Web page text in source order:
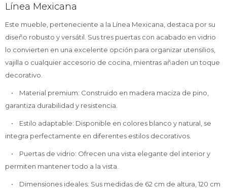
Línea Mexicana
Este mueble, perteneciente a la Línea Mexicana, destaca por su
diseño robusto y versátil. Sus tres puertas con acabado en vidrio
lo convierten en una excelente opción para organizar utensilios,
vajilla o cualquier accesorio de cocina, mientras añaden un toque
decorativo.
• Material premium: Construido en madera maciza de pino,
garantiza durabilidad y resistencia.
• Estilo adaptable: Disponible en colores blanco y natural, se
integra perfectamente en diferentes estilos decorativos.
• Puertas de vidrio: Ofrecen una vista elegante del interior y
permiten mantener todo a la vista.
• Dimensiones ideales: Sus medidas de 62 cm de altura, 120 cm